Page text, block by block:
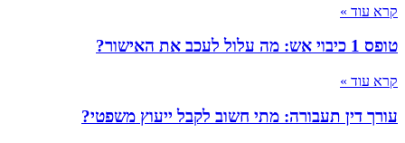
קרא עוד »
טופס 1 כיבוי אש: מה עלול לעכב את האישור?
קרא עוד »
עורך דין תעבורה: מתי חשוב לקבל ייעוץ משפטי?